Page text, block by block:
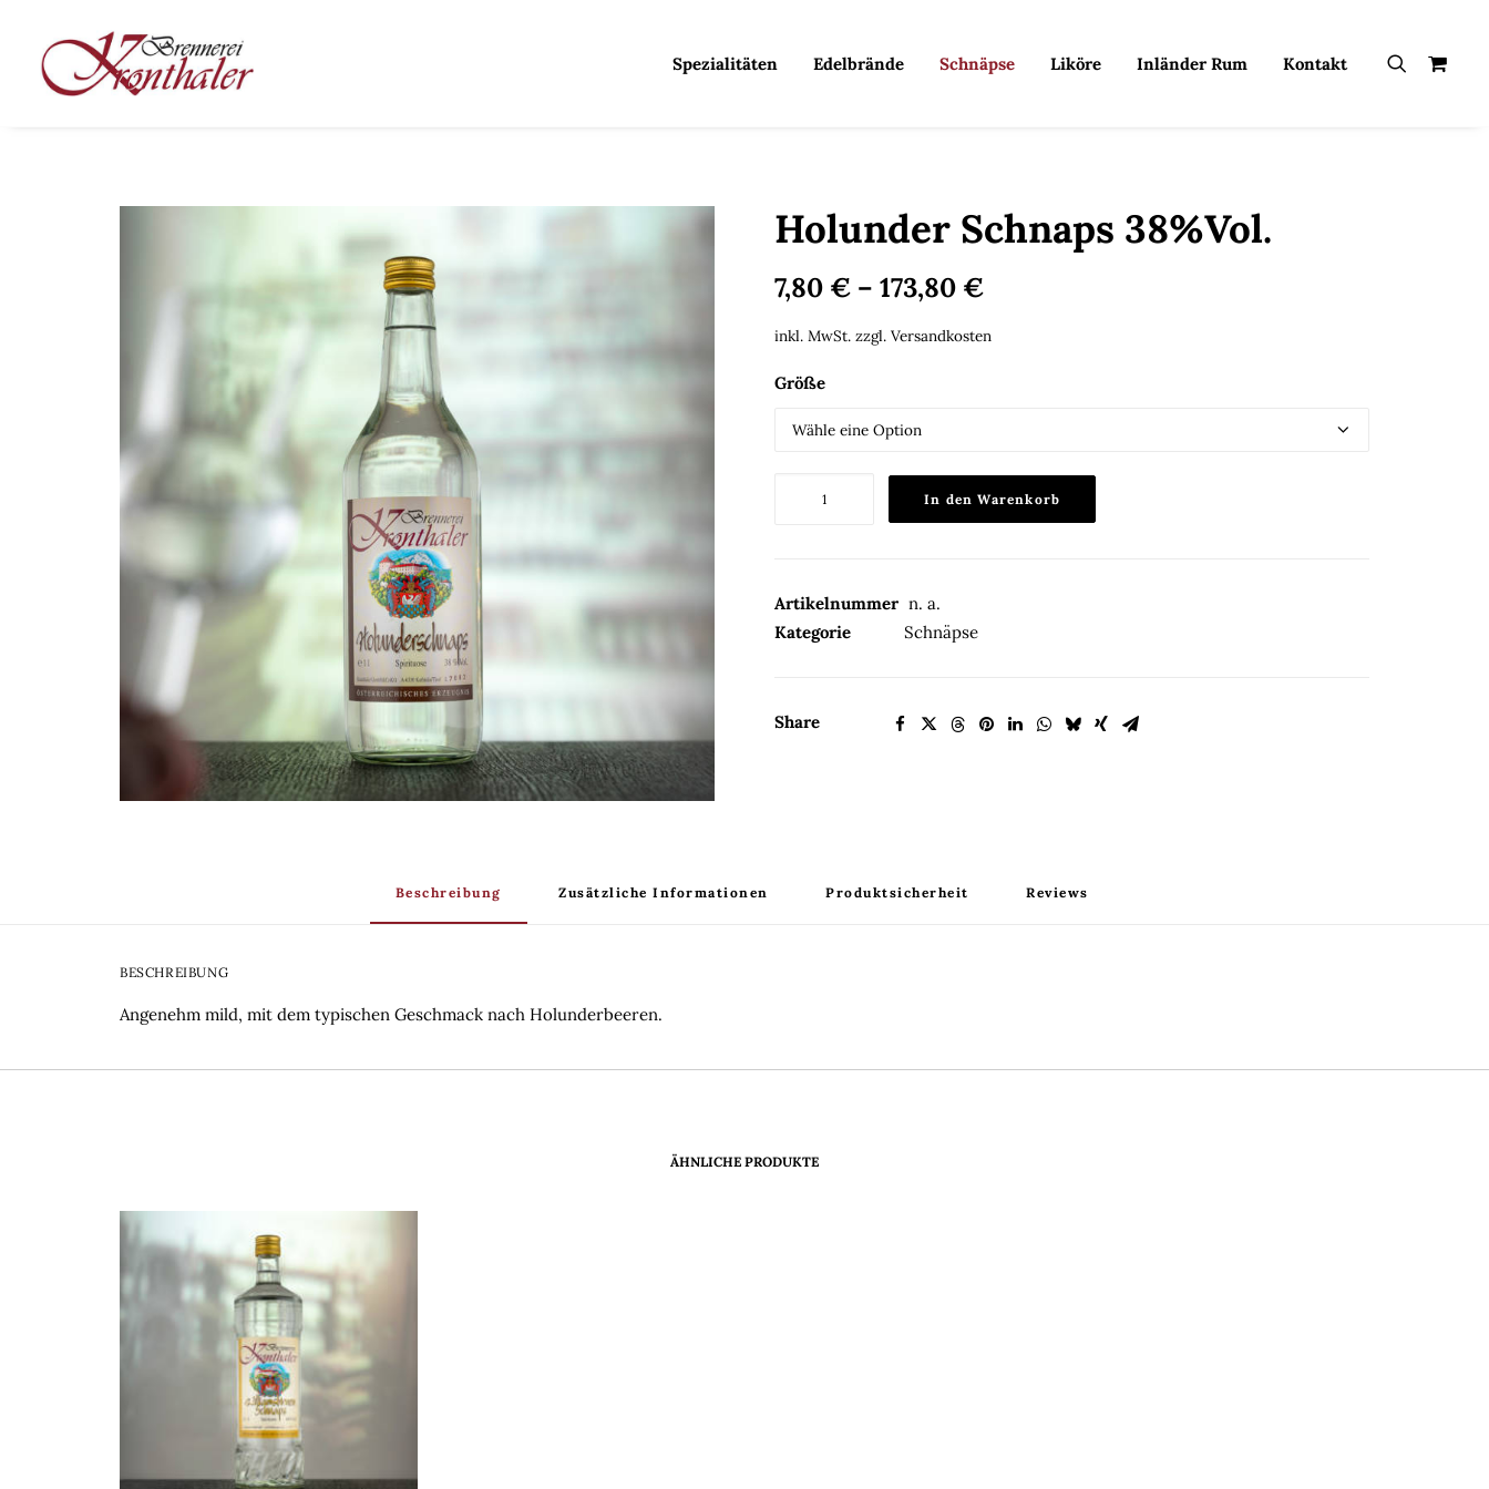
Spezialitäten Edelbrände Schnäpse Liköre Inländer Rum Kontakt
Holunder Schnaps 38%Vol.
7,80 € – 173,80 €
inkl. MwSt. zzgl. Versandkosten
Größe
In den Warenkorb
Artikelnummer n. a.
Kategorie
Schnäpse
Share
Beschreibung Zusätzliche Informationen Produktsicherheit Reviews
BESCHREIBUNG
Angenehm mild, mit dem typischen Geschmack nach Holunderbeeren.
ÄHNLICHE PRODUKTE